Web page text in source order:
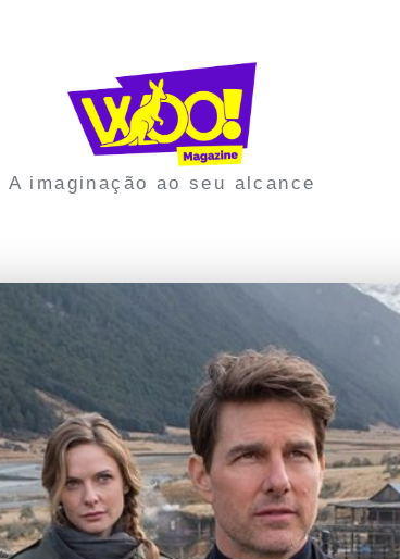
A imaginação ao seu alcance